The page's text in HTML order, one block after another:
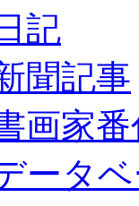
記
聞記事
画家
ータ